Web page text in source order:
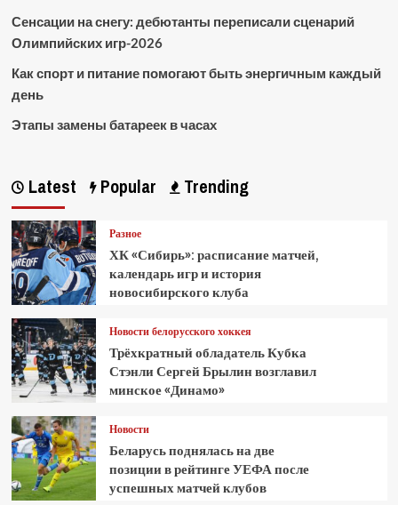
Сенсации на снегу: дебютанты переписали сценарий
Олимпийских игр-2026
Как спорт и питание помогают быть энергичным каждый
день
Этапы замены батареек в часах
Latest Popular Trending
Разное
ХК «Сибирь»: расписание матчей,
календарь игр и история
новосибирского клуба
Новости белорусского хоккея
Трёхкратный обладатель Кубка
Стэнли Сергей Брылин возглавил
минское «Динамо»
Новости
Беларусь поднялась на две
позиции в рейтинге УЕФА после
успешных матчей клубов